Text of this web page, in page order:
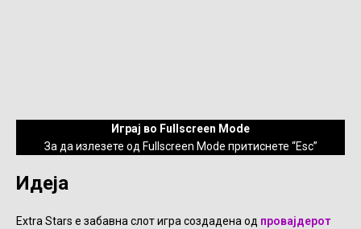
Играј во Fullscreen Mode
За да излезете од Fullscreen Mode притиснете “Esc”
Идеја
Extra Stars е забавна слот игра создадена од провајдерот